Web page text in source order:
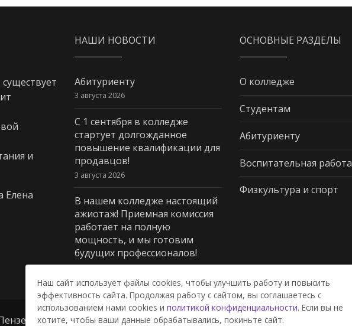
и
Елена
НАШИ НОВОСТИ
Абитуриенту
3 августа 2026
С 1 сентября в колледже
стартует долгожданное
повышение квалификации для
продавцов!
3 августа 2026
В нашем колледже настоящий
ажиотаж! Приемная комиссия
работает на полную
мощность, и мы готовим
будущих профессионалов!
29 июля 2026
ОСНОВНЫЕ РАЗДЕЛЫ
О колледже
Студентам
Абитуриенту
Воспитательная работа
Физкультура и спорт
колледж пищевой промышленности и
Наш сайт использует файлы cookies, чтобы улучшить работу и повысить
эффективность сайта. Продолжая работу с сайтом, вы соглашаетесь с
использованием нами cookies и политикой конфиденциальности. Если вы не
хотите, чтобы ваши данные обрабатывались, покиньте сайт.